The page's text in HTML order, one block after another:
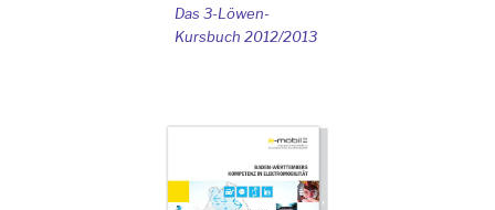
Das 3-Löwen-
Kursbuch 2012/2013